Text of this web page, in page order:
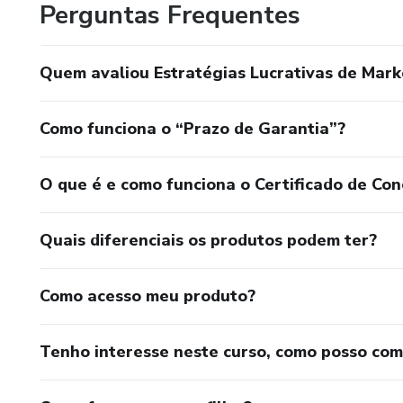
- Indicadores de desempenho
- Ferramentas necessárias
Perguntas Frequentes
Quem avaliou Estratégias Lucrativas de
Como funciona o “Prazo de Garantia”?
O que é e como funciona o Certificado de
Quais diferenciais os produtos podem ter?
Como acesso meu produto?
Tenho interesse neste curso, como posso